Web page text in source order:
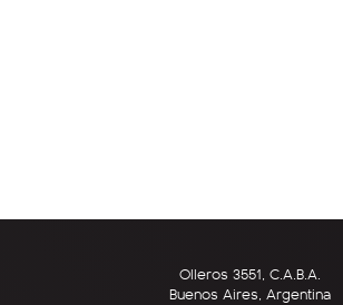
Olleros 3551, C.A.B.A.
Buenos Aires, Argentina